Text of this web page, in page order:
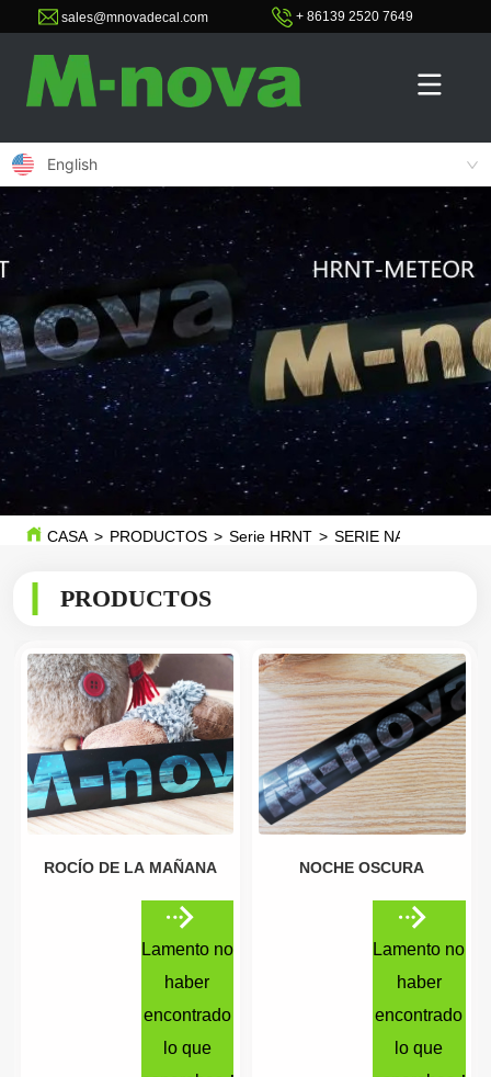
sales@mnovadecal.com + 86139 2520 7649
English
CASA > PRODUCTOS > Serie HRNT > SERIE NATURALEZA
PRODUCTOS
ROCÍO DE LA MAÑANA
Lamento no
haber
encontrado
lo que
NOCHE OSCURA
Lamento no
haber
encontrado
lo que